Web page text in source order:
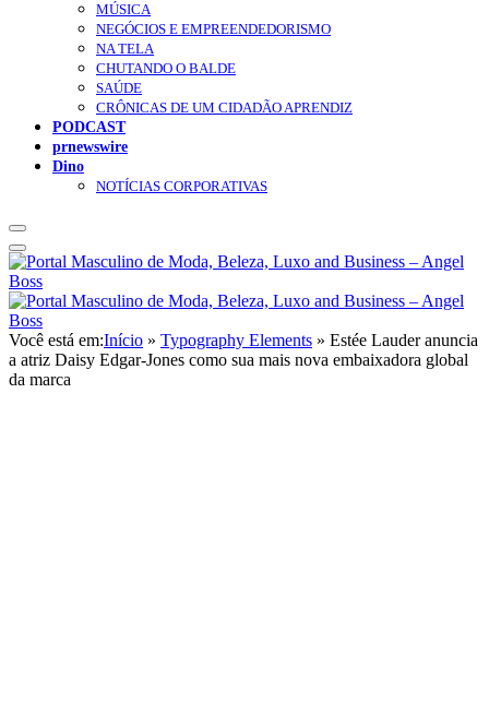
MÚSICA
NEGÓCIOS E EMPREENDEDORISMO
NA TELA
CHUTANDO O BALDE
SAÚDE
CRÔNICAS DE UM CIDADÃO APRENDIZ
PODCAST
prnewswire
Dino
NOTÍCIAS CORPORATIVAS
Você está em:Início » Typography Elements » Estée Lauder anuncia
a atriz Daisy Edgar-Jones como sua mais nova embaixadora global
da marca